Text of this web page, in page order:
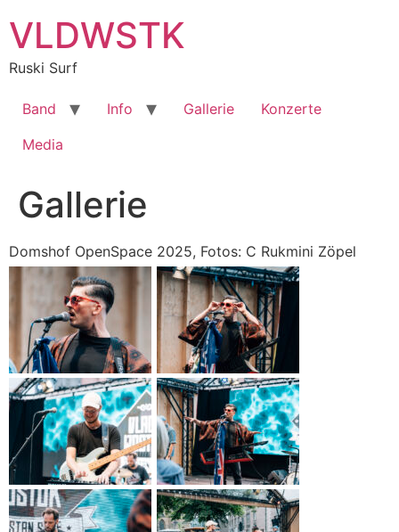
Inhalt
springen
VLDWSTK
Ruski Surf
Band Info Gallerie
Konzerte
Media
Gallerie
Domshof OpenSpace 2025, Fotos: C Rukmini Zöpel